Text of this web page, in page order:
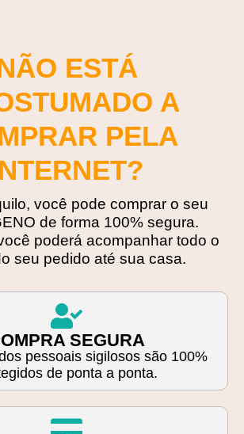
ESTÁ
A
PELA
você pode comprar o seu
de forma 100% segura.
poderá acompanhar todo o
seu pedido até sua casa.
SEGURA
pessoais sigilosos são 100%
de ponta a ponta​.